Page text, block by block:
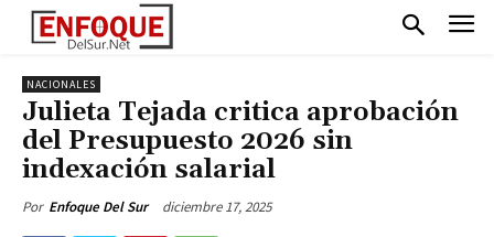
NACIONALES
Julieta Tejada critica aprobación
del Presupuesto 2026 sin
indexación salarial
Por Enfoque Del Sur diciembre 17, 2025